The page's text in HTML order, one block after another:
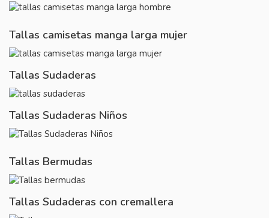
Tallas camisetas manga larga mujer
Tallas Sudaderas
Tallas Sudaderas Niños
Tallas Bermudas
Tallas Sudaderas con cremallera